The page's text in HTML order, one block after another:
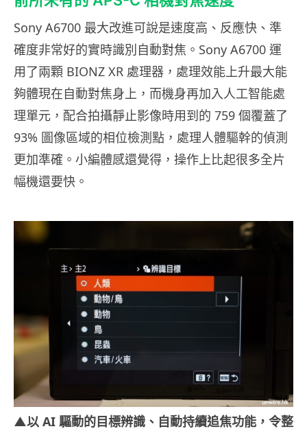
Sony A6700 最大改進可說是速度高、反應快、準
確度非常好的實時識別自動對焦。Sony A6700 運
用了兩顆 BIONZ XR 處理器，處理效能上升最大能
夠體現在自動對焦身上，而機身再加入人工智能處
理單元，配合拍攝靜止影像時用到的 759 個覆蓋了
93% 圖像區域的相位檢測點，處理人體驅幹的偵測
更加準確。小編體感還覺得，操作上比起很多全片
幅機還要快。
▲以 AI 驅動的目標辨識、自動持續追焦功能，令整